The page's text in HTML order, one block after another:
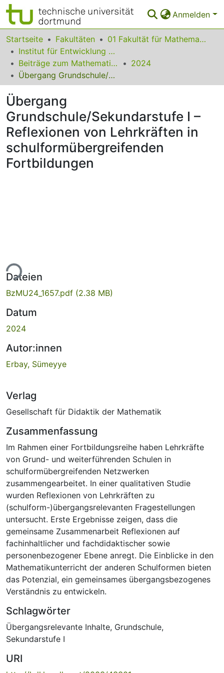
Anmelden
Bereiche & Sammlungen
Das gesamte Repositorium
Statistiken
FAQ
Leitlinien
Zurück zur Startseite
Startseite Fakultäten
01 Fakultät für Mathematik
Institut für Entwicklung und Erforschung des Mathematikunterrichts
Beiträge zum Mathematikunterricht
2024
Übergang Grundschule/Sekundarstufe I – Reflexionen von Lehrkräften in schulformübergreifenden Fortbildungen
Übergang
Grundschule/Sekundarstufe I –
Reflexionen von Lehrkräften in
schulformübergreifenden
Fortbildungen
Dateien
BzMU24_1657.pdf (2.38 MB)
Datum
2024
Autor:innen
Erbay, Sümeyye
Verlag
Gesellschaft für Didaktik der Mathematik
Zusammenfassung
Im Rahmen einer Fortbildungsreihe haben Lehrkräfte
von Grund- und weiterführenden Schulen in
schulformübergreifenden Netzwerken
zusammengearbeitet. In einer qualitativen Studie
wurden Reflexionen von Lehrkräften zu
(schulform-)übergangsrelevanten Fragestellungen
untersucht. Erste Ergebnisse zeigen, dass die
gemeinsame Zusammenarbeit Reflexionen auf
fachinhaltlicher und fachdidaktischer sowie
personenbezogener Ebene anregt. Die Einblicke in den
Mathematikunterricht der anderen Schulformen bieten
das Potenzial, ein gemeinsames übergangsbezogenes
Verständnis zu entwickeln.
Schlagwörter
Übergangsrelevante Inhalte, Grundschule,
Sekundarstufe I
URI